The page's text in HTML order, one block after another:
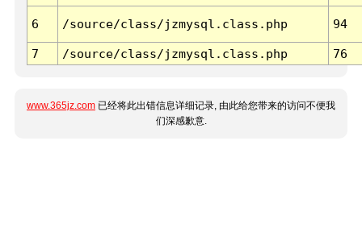
6 /source/class/jzmysql.class.php 94
7 /source/class/jzmysql.class.php 76
www.365jz.com 已经将此出错信息详细记录, 由此给您带来的访问不便我
们深感歉意.